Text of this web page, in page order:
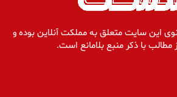
این سایت متعلق به مملکت آنلاین بوده و
مطالب با ذکر منبع بلامانع است.